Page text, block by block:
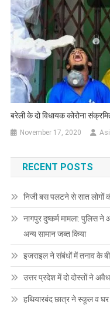
बरेली के दो विधायक कोरोना
November 17, 2020
RECENT POSTS
निजी बस पलटने से सात लोगों
नागपुर दुष्कर्म मामला: पुलिस
अन्य सामान जब्त किया
इजराइल ने संबंधों में तनाव के
उत्तर प्रदेश में दो दोस्तों ने
हथियारबंद छात्र ने स्कूल व घर